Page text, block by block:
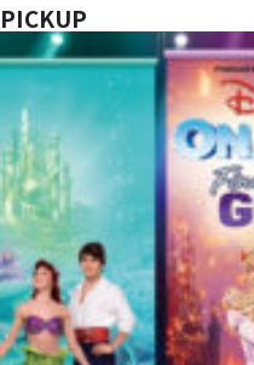
PICKUP